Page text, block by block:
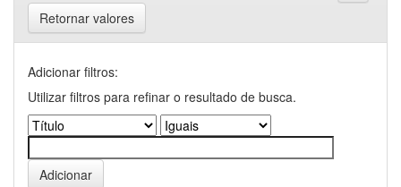
Retornar valores
Adicionar filtros:
Utilizar filtros para refinar o resultado de busca.